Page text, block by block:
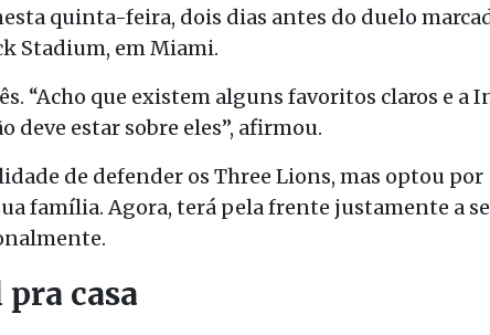
quinta-feira, dois dias antes do duelo
Stadium, em Miami.
“Acho que existem alguns favoritos claros e a
deve estar sobre eles”, afirmou.
de defender os Three Lions, mas optou por
família. Agora, terá pela frente justamente a
casa